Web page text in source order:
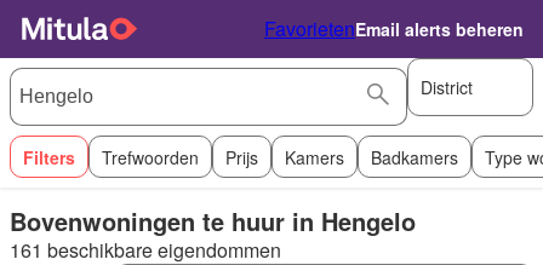
FavorietenEmail alerts beheren
District
Filters Trefwoorden Prijs Kamers Badkamers Type
Bovenwoningen te huur in Hengelo
161 beschikbare eigendommen